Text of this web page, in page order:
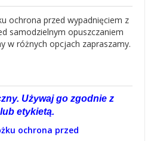
ochrona przed wypadnięciem z
samodzielnym opuszczaniem
w różnych opcjach zapraszamy.
Używaj go zgodnie z
etykietą.
ochrona przed